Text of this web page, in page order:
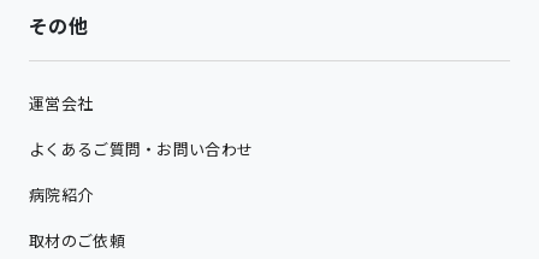
その他
運営会社
よくあるご質問・お問い合わせ
病院紹介
取材のご依頼